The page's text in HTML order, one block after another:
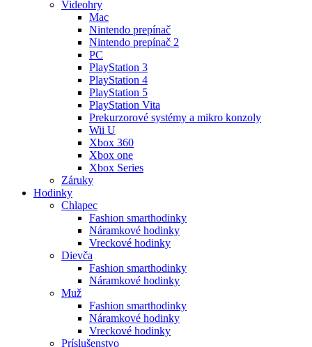
Videohry
Mac
Nintendo prepínač
Nintendo prepínač 2
PC
PlayStation 3
PlayStation 4
PlayStation 5
PlayStation Vita
Prekurzorové systémy a mikro konzoly
Wii U
Xbox 360
Xbox one
Xbox Series
Záruky
Hodinky
Chlapec
Fashion smarthodinky
Náramkové hodinky
Vreckové hodinky
Dievča
Fashion smarthodinky
Náramkové hodinky
Muž
Fashion smarthodinky
Náramkové hodinky
Vreckové hodinky
Príslušenstvo